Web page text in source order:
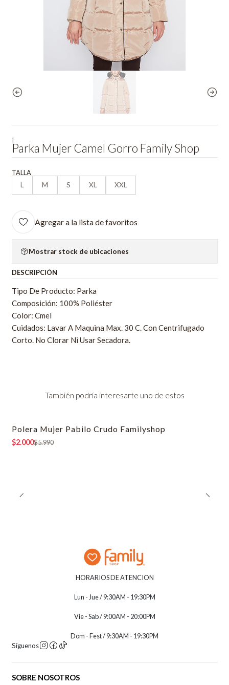
Parka Mujer Camel Gorro Family Shop
TALLA
L
M S XL XXL
Agregar a la lista de favoritos
Mostrar stock de ubicaciones
DESCRIPCIÓN
Tipo De Producto: Parka
Composición: 100% Poliéster
Color: Cmel
Cuidados: Lavar A Maquina Max. 30 C. Con Centrifugado
Corto. No Clorar Ni Usar Secadora.
También podría interesarte uno de estos
-67% OFF
Polera Mujer Pabilo Crudo Familyshop
$2.000$5.990
HORARIOS DE ATENCION
Lun - Jue / 9:30AM - 19:30PM
Vie - Sab / 9:00AM - 20:00PM
Dom - Fest / 9:30AM - 19:30PM
Síguenos
SOBRE NOSOTROS